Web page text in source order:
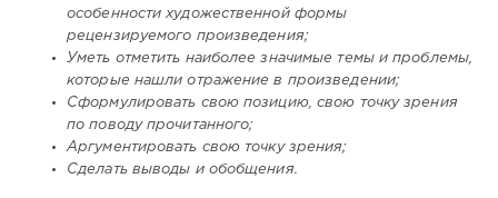
особенности художественной формы
рецензируемого произведения;
Уметь отметить наиболее значимые темы и проблемы,
которые нашли отражение в произведении;
Сформулировать свою позицию, свою точку зрения
по поводу прочитанного;
Аргументировать свою точку зрения;
Сделать выводы и обобщения.